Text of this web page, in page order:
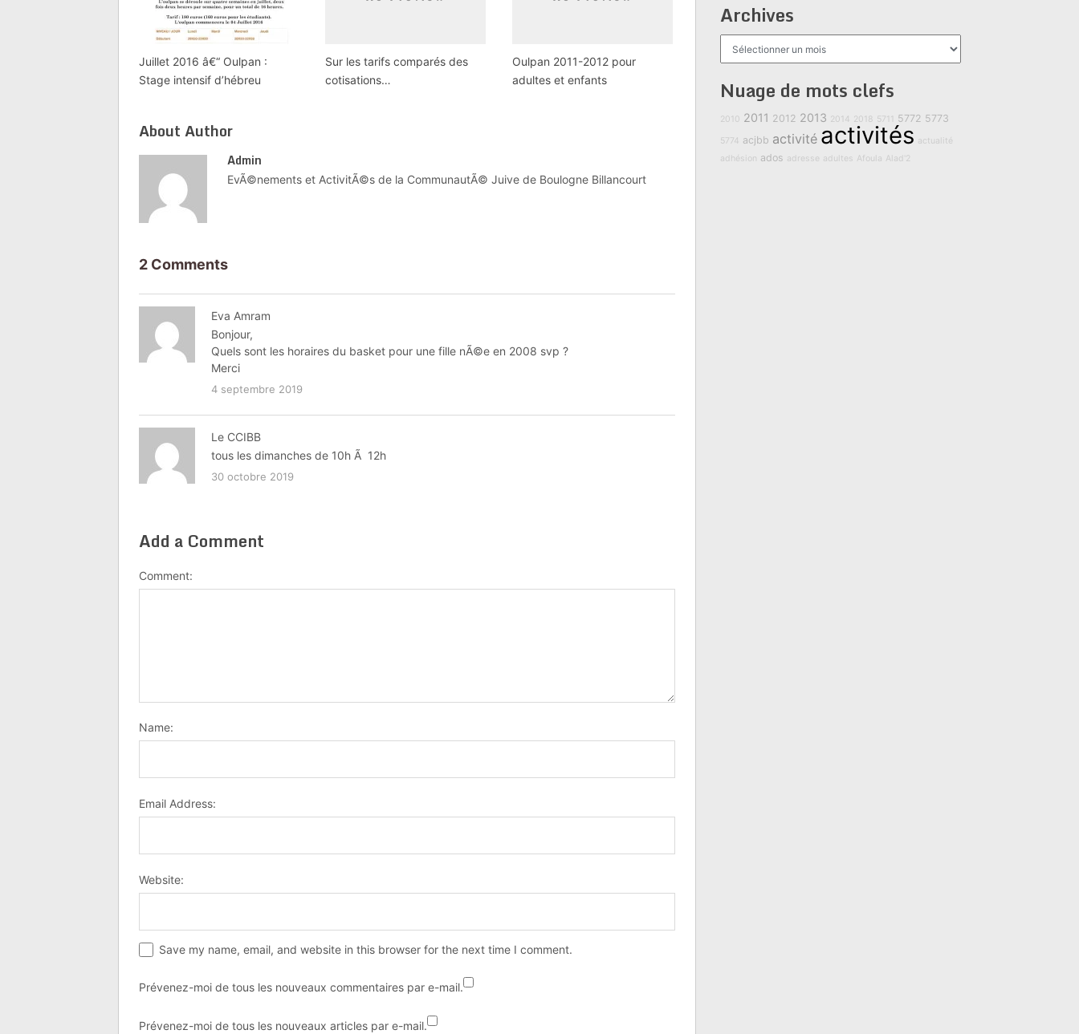
Juillet 2016 â€“ Oulpan :
Stage intensif d’hébreu
Sur les tarifs comparés des
cotisations…
Oulpan 2011-2012 pour
adultes et enfants
About Author
Admin
EvÃ©nements et ActivitÃ©s de la CommunautÃ© Juive de Boulogne Billancourt
2 Comments
Eva Amram
Bonjour,
Quels sont les horaires du basket pour une fille nÃ©e en 2008 svp ?
Merci
4 septembre 2019
Le CCIBB
tous les dimanches de 10h Ã 12h
30 octobre 2019
Add a Comment
Comment:
Name:
Email Address:
Website:
Save my name, email, and website in this browser for the next time I comment.
Prévenez-moi de tous les nouveaux commentaires par e-mail.
Prévenez-moi de tous les nouveaux articles par e-mail.
Archives
Nuage de mots clefs
2010 2011 2012 2013 2014 2018 5711 5772 5773
5774 acjbb activité activités actualité
adhésion ados adresse adultes Afoula Alad'2